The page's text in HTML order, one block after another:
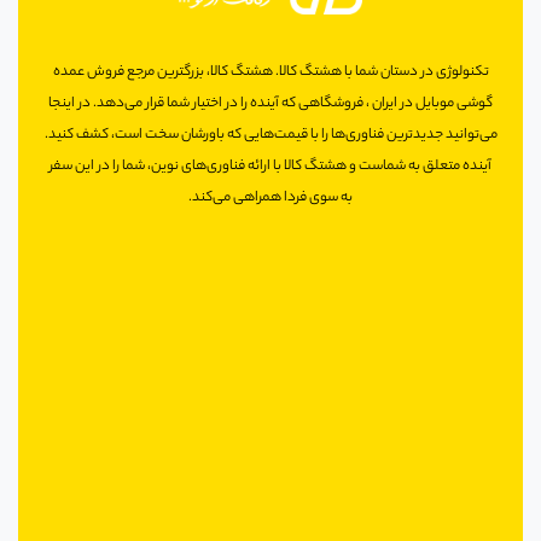
تکنولوژی در دستان شما با هشتگ کالا. هشتگ کالا، بزرگترین مرجع فروش عمده
گوشی موبایل در ایران ، فروشگاهی که آینده را در اختیار شما قرار می‌دهد. در اینجا
می‌توانید جدیدترین فناوری‌ها را با قیمت‌هایی که باورشان سخت است، کشف کنید.
آینده متعلق به شماست و هشتگ کالا با ارائه فناوری‌های نوین، شما را در این سفر
به سوی فردا همراهی می‌کند.